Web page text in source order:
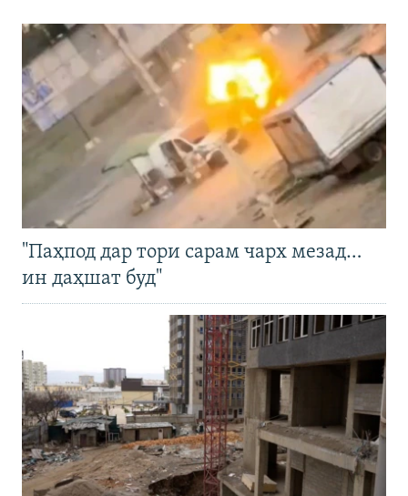
"Паҳпод дар тори сарам чарх мезад…
ин даҳшат буд"